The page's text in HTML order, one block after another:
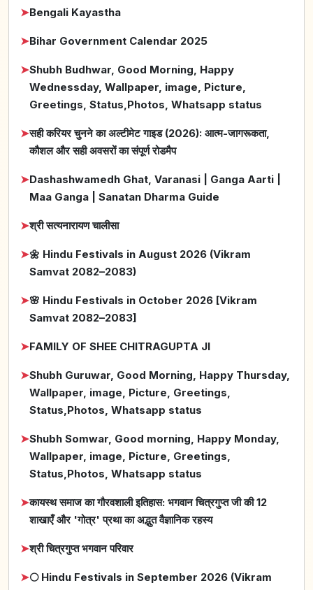
➤Bengali Kayastha
➤Bihar Government Calendar 2025
➤Shubh Budhwar, Good Morning, Happy
Wednessday, Wallpaper, image, Picture,
Greetings, Status,Photos, Whatsapp status
➤सही करियर चुनने का अल्टीमेट गाइड (2026): आत्म-जागरूकता,
कौशल और सही अवसरों का संपूर्ण रोडमैप
➤Dashashwamedh Ghat, Varanasi | Ganga Aarti |
Maa Ganga | Sanatan Dharma Guide
➤श्री सत्यनारायण चालीसा
➤🌼 Hindu Festivals in August 2026 (Vikram
Samvat 2082–2083)
➤🌸 Hindu Festivals in October 2026 [Vikram
Samvat 2082–2083]
➤FAMILY OF SHEE CHITRAGUPTA JI
➤Shubh Guruwar, Good Morning, Happy Thursday,
Wallpaper, image, Picture, Greetings,
Status,Photos, Whatsapp status
➤Shubh Somwar, Good morning, Happy Monday,
Wallpaper, image, Picture, Greetings,
Status,Photos, Whatsapp status
➤कायस्थ समाज का गौरवशाली इतिहास: भगवान चित्रगुप्त जी की 12
शाखाएँ और 'गोत्र' प्रथा का अद्भुत वैज्ञानिक रहस्य
➤श्री चित्रगुप्त भगवान परिवार
➤🌕 Hindu Festivals in September 2026 (Vikram